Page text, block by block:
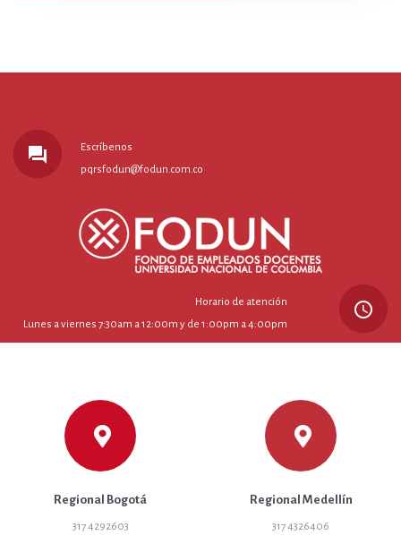
forum
Escríbenos
pqrsfodun@fodun.com.co
Horario de atención
Lunes a viernes 7:30am a 12:00m y de 1:00pm a 4:00pm
query_builder
Regional Bogotá
317 4292603
Regional Medellín
317 4326406